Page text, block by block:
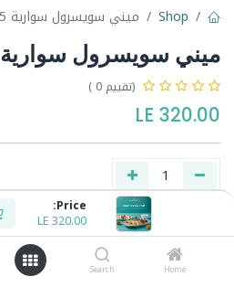
Price:
320.00
LE
Home
Search
Shop ميني سويسرول سوارية 25 قطعه
ميني سويسرول سوارية 25 قطعه
(تقييم 0 )
320.00